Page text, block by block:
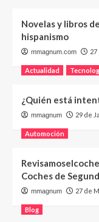
Novelas y libros
hispanismo
mmagnum.com
Actualidad
¿Quién está
mmagnum 29 de
Automoción
Coches de
mmagnum 27 de
Blog